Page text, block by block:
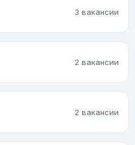
3 вакансии
2 вакансии
2 вакансии